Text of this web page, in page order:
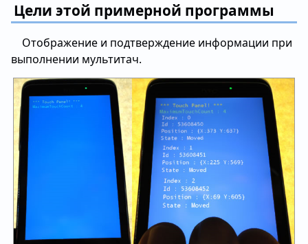
Цели этой примерной программы
Отображение и подтверждение информации при
выполнении мультитач.